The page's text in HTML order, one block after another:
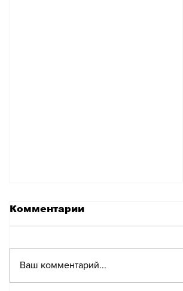
Комментарии
Ваш комментарий...